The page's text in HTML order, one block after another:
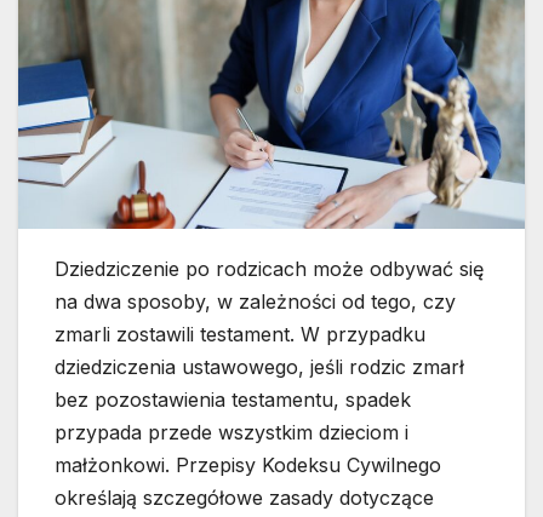
Dziedziczenie po rodzicach może odbywać się
na dwa sposoby, w zależności od tego, czy
zmarli zostawili testament. W przypadku
dziedziczenia ustawowego, jeśli rodzic zmarł
bez pozostawienia testamentu, spadek
przypada przede wszystkim dzieciom i
małżonkowi. Przepisy Kodeksu Cywilnego
określają szczegółowe zasady dotyczące